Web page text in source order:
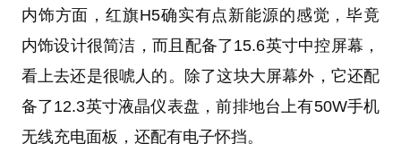
内饰方面，红旗H5确实有点新能源的感觉，毕竟
内饰设计很简洁，而且配备了15.6英寸中控屏幕，
看上去还是很唬人的。除了这块大屏幕外，它还配
备了12.3英寸液晶仪表盘，前排地台上有50W手机
无线充电面板，还配有电子怀挡。